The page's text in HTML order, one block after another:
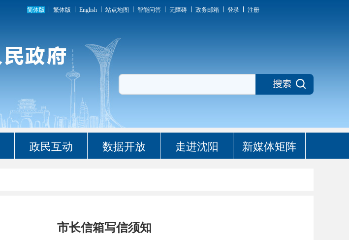
简体版 繁体版 English 站点地图 智能问答 无障碍 政务邮箱 登录 注册
政民互动 数据开放 走进沈阳 新媒体矩阵
市长信箱写信须知